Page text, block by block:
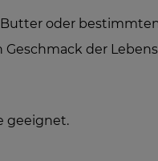
Butter oder
der
geeignet.